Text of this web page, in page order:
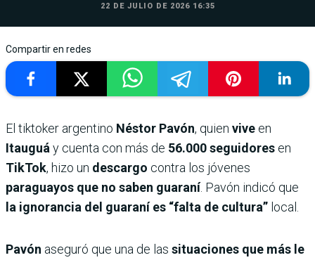
22 DE JULIO DE 2026 16:35
Compartir en redes
El tiktoker argentino Néstor Pavón, quien vive en
Itauguá y cuenta con más de 56.000seguidores en
TikTok, hizo un descargo contra los jóvenes
paraguayos que no saben guaraní. Pavón indicó que
la ignorancia del guaraní es “falta de cultura” local.
Pavón aseguró que una de las situaciones que más le